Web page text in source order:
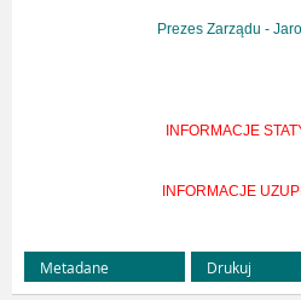
Prezes Zarządu -
INFORMACJE
INFORMACJE
Metadane Drukuj